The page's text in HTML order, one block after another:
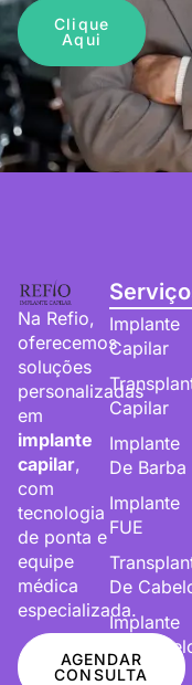
Clique
Aqui
Na Refio,
oferecemos
soluções
personalizadas
em
implante
capilar,
com
tecnologia
de ponta e
equipe
médica
especializada.
AGENDAR
CONSULTA
Implante
Capilar
Capilar
Implante
De Barba
Implante
FUE
De
Implante
De